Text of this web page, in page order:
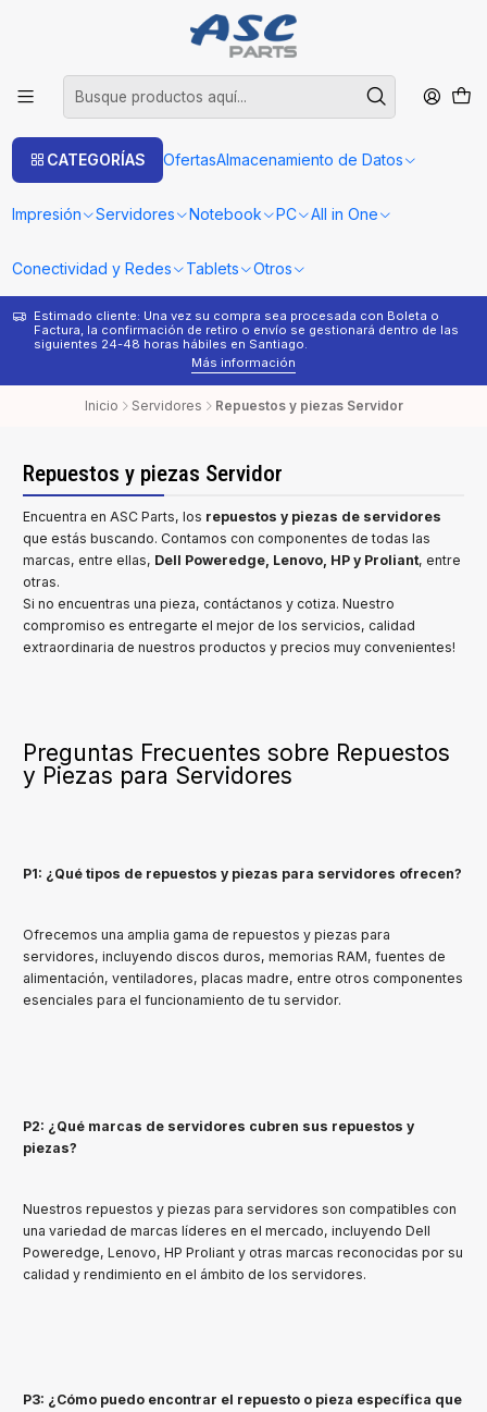
CATEGORÍAS OfertasAlmacenamiento de Datos
Impresión Servidores Notebook PC All in One
Conectividad y Redes Tablets Otros
Estimado cliente: Una vez su compra sea procesada con Boleta o
Factura, la confirmación de retiro o envío se gestionará dentro de las
siguientes 24-48 horas hábiles en Santiago.
Más información
Inicio Servidores Repuestos y piezas Servidor
Repuestos y piezas Servidor
Encuentra en ASC Parts, los repuestos y piezas de servidores
que estás buscando. Contamos con componentes de todas las
marcas, entre ellas, Dell Poweredge, Lenovo, HP y Proliant, entre
otras.
Si no encuentras una pieza, contáctanos y cotiza. Nuestro
compromiso es entregarte el mejor de los servicios, calidad
extraordinaria de nuestros productos y precios muy convenientes!
Preguntas Frecuentes sobre Repuestos
y Piezas para Servidores
P1: ¿Qué tipos de repuestos y piezas para servidores ofrecen?
Ofrecemos una amplia gama de repuestos y piezas para
servidores, incluyendo discos duros, memorias RAM, fuentes de
alimentación, ventiladores, placas madre, entre otros componentes
esenciales para el funcionamiento de tu servidor.
P2: ¿Qué marcas de servidores cubren sus repuestos y
piezas?
Nuestros repuestos y piezas para servidores son compatibles con
una variedad de marcas líderes en el mercado, incluyendo Dell
Poweredge, Lenovo, HP Proliant y otras marcas reconocidas por su
calidad y rendimiento en el ámbito de los servidores.
P3: ¿Cómo puedo encontrar el repuesto o pieza específica que